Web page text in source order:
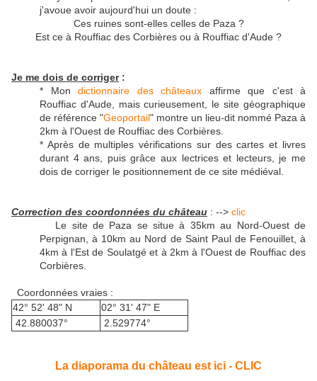
j'avoue avoir aujourd'hui un doute :
Ces ruines sont-elles celles de Paza ?
Est ce à Rouffiac des Corbières ou à Rouffiac d'Aude ?
Je me dois de corriger:
* Mon dictionnaire des châteaux affirme que c'est à
Rouffiac d'Aude, mais curieusement, le site géographique
de référence "Geoportail" montre un lieu-dit nommé Paza à
2km à l'Ouest de Rouffiac des Corbières.
* Après de multiples vérifications sur des cartes et livres
durant 4 ans, puis grâce aux lectrices et lecteurs, je me
dois de corriger le positionnement de ce site médiéval.
Correction des coordonnées du château : --> clic
Le site de Paza se situe à 35km au Nord-Ouest de
Perpignan, à 10km au Nord de Saint Paul de Fenouillet, à
4km à l'Est de Soulatgé et à 2km à l'Ouest de Rouffiac des
Corbières.
Coordonnées vraies :
42° 52' 48" N
02° 31' 47" E
42.880037°
2.529774°
La diaporama du château est ici - CLIC